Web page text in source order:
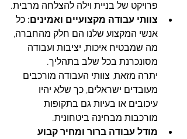
פרויקט של בניית וילה להצלחה מרבית.
צוותי עבודה מקצועיים ואמינים: כל
אנשי המקצוע שלנו הם חלק מהחברה,
מה שמבטיח איכות, יציבות ועבודה
מסונכרנת בכל שלב בתהליך.
יתרה מזאת, צוותי העבודה מורכבים
מעובדים ישראלים, כך שלא יהיו
עיכובים או בעיות גם בתקופות
מורכבות מבחינה ביטחונית.
מודל עבודה ברור ומחיר קבוע